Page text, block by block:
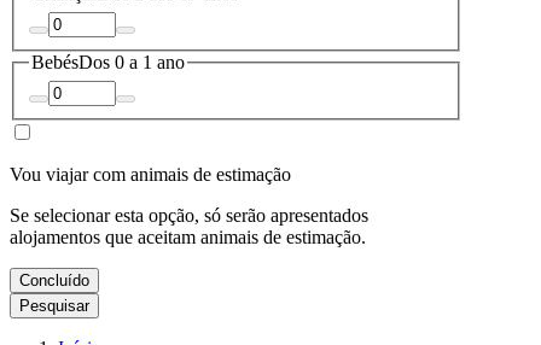
BebésDos 0 a 1 ano
Vou viajar com animais de estimação
Se selecionar esta opção, só serão apresentados
alojamentos que aceitam animais de estimação.
Concluído
Pesquisar